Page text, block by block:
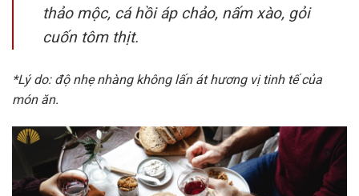
thảo mộc, cá hồi áp chảo, nấm xào, gỏi
cuốn tôm thịt.
*Lý do: độ nhẹ nhàng không lấn át hương vị tinh tế của
món ăn.